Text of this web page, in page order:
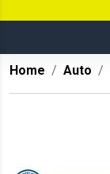
Home Auto